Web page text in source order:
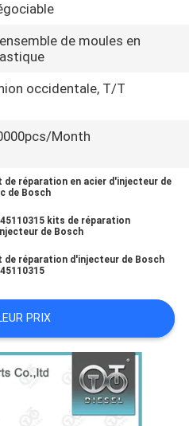
de moules en
occidentale, T/T
Month
de réparation en acier d'injecteur de
de Bosch
kits de réparation
de Bosch
de réparation d'injecteur de Bosch
PRIX